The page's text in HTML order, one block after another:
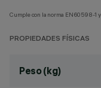
Cumple con la norma EN60598-1
PROPIEDADES FÍSICAS
Peso (kg)